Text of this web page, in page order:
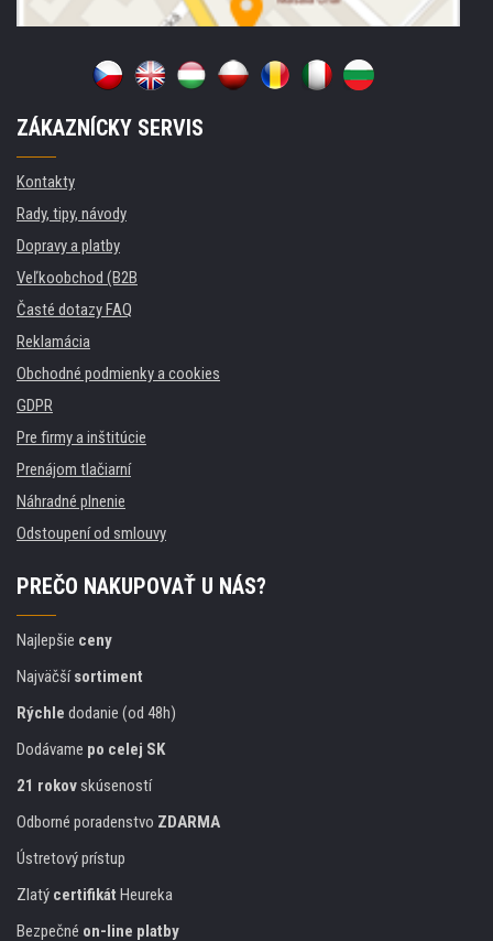
ZÁKAZNÍCKY SERVIS
Kontakty
Rady, tipy, návody
Dopravy a platby
Veľkoobchod (B2B
Časté dotazy FAQ
Reklamácia
Obchodné podmienky a cookies
GDPR
Pre firmy a inštitúcie
Prenájom tlačiarní
Náhradné plnenie
Odstoupení od smlouvy
PREČO NAKUPOVAŤ U NÁS?
Najlepšie ceny
Najväčšísortiment
Rýchle dodanie (od 48h)
Dodávame po celej SK
21 rokovskúseností
Odborné poradenstvo ZDARMA
Ústretový prístup
Zlatý certifikát Heureka
Bezpečné on-line platby